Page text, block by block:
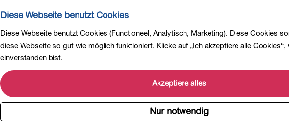
Diese Webseite benutzt Cookies
Diese Webseite benutzt Cookies (Functioneel, Analytisch, Marketing). Diese Cookies
diese Webseite so gut wie möglich funktioniert. Klicke auf „Ich akzeptiere alle Cookies“,
einverstanden bist.
Akzeptiere alles
Nur notwendig